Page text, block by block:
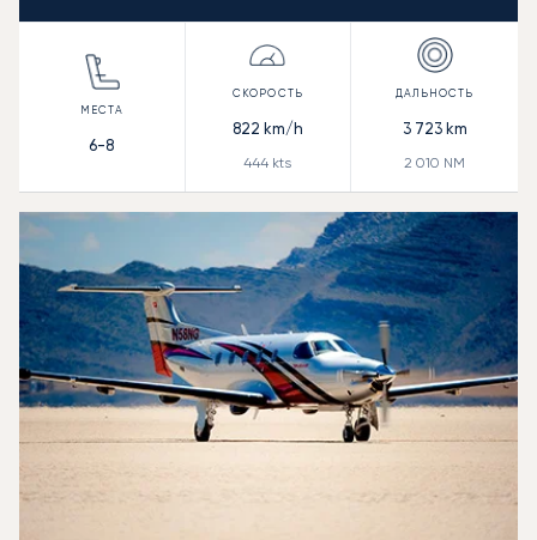
6-8
822 km/h
444 kts
3 723km
2 010 NM